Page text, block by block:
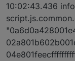
10:02:43.436